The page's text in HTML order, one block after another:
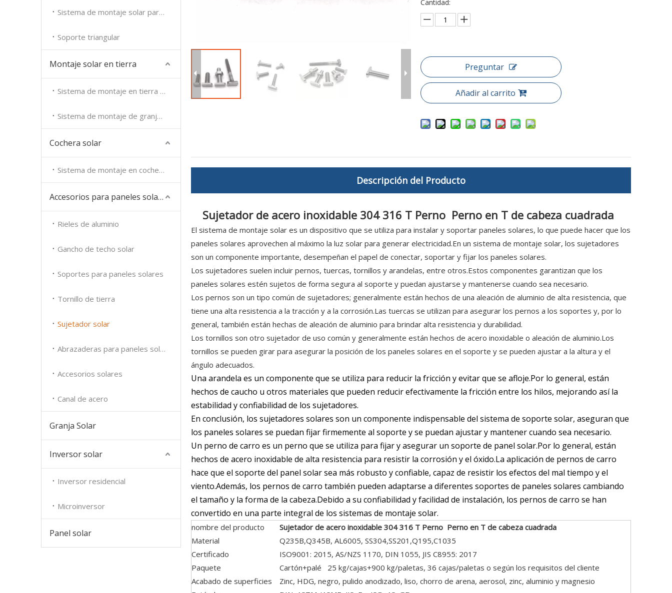
Sistema de montaje solar para balcones
Soporte triangular
Montaje solar en tierra
Sistema de montaje en tierra solar
Sistema de montaje de granja solar
Cochera solar
Sistema de montaje en cochera
Accesorios para paneles solares
Rieles de aluminio
Gancho de techo solar
Soportes para paneles solares
Tornillo de tierra
Sujetador solar
Abrazaderas para paneles solares
Accesorios solares
Canal de acero
Granja Solar
Inversor solar
Inversor residencial
Microinversor
Panel solar
Cantidad:
Preguntar
Añadir al carrito
Descripción del Producto
Sujetador de acero inoxidable 304 316 T Perno Perno en T de cabeza cuadrada
El sistema de montaje solar es un dispositivo que se utiliza para instalar y soportar paneles solares, lo que puede hacer que los
paneles solares aprovechen al máximo la luz solar para generar electricidad.En un sistema de montaje solar, los sujetadores
son un componente importante, desempeñan el papel de conectar, soportar y fijar los paneles solares.
Los sujetadores suelen incluir pernos, tuercas, tornillos y arandelas, entre otros.Estos componentes garantizan que los
paneles solares estén sujetos de forma segura al soporte y puedan ajustarse y mantenerse cuando sea necesario.
Los pernos son un tipo común de sujetadores; generalmente están hechos de una aleación de aluminio de alta resistencia, que
tiene una alta resistencia a la tracción y a la corrosión.Las tuercas se utilizan para asegurar los pernos a los soportes y, por lo
general, también están hechas de aleación de aluminio para brindar alta resistencia y durabilidad.
Los tornillos son otro sujetador de uso común y generalmente están hechos de acero inoxidable o aleación de aluminio.Los
tornillos se pueden girar para asegurar la posición de los paneles solares en el soporte y se pueden ajustar a la altura y el
ángulo adecuados.
Una arandela es un componente que se utiliza para reducir la fricción y evitar que se afloje.Por lo general, están
hechos de caucho u otros materiales que pueden reducir efectivamente la fricción entre los hilos, mejorando así la
estabilidad y confiabilidad de los sujetadores.
En conclusión, los sujetadores solares son un componente indispensable del sistema de soporte solar, aseguran que
los paneles solares se puedan fijar firmemente al soporte y se puedan ajustar y mantener cuando sea necesario.
Un perno de carro es un perno que se utiliza para fijar y asegurar un soporte de panel solar.Por lo general, están
hechos de acero inoxidable de alta resistencia para resistir la corrosión y el óxido.La aplicación de pernos de carro
hace que el soporte del panel solar sea más robusto y confiable, capaz de resistir los efectos del mal tiempo y el
viento.Además, los pernos de carro también pueden adaptarse a diferentes soportes de paneles solares cambiando
el tamaño y la forma de la cabeza.Debido a su confiabilidad y facilidad de instalación, los pernos de carro se han
convertido en una parte integral de los sistemas de montaje solar.
nombre del producto
Sujetador de acero inoxidable 304 316 T Perno Perno en T de cabeza cuadrada
Material
Q235B,Q345B, AL6005, SS304,SS201,Q195,C1035
Certificado
ISO9001: 2015, AS/NZS 1170, DIN 1055, JIS C8955: 2017
Paquete
Cartón+palé 25 kg/cajas+900 kg/paletas, 36 cajas/paletas o según los requisitos del cliente
Acabado de superficies
Zinc, HDG, negro, pulido anodizado, liso, chorro de arena, aerosol, zinc, aluminio y magnesio